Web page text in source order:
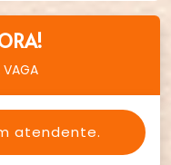
VAGA
atendente.